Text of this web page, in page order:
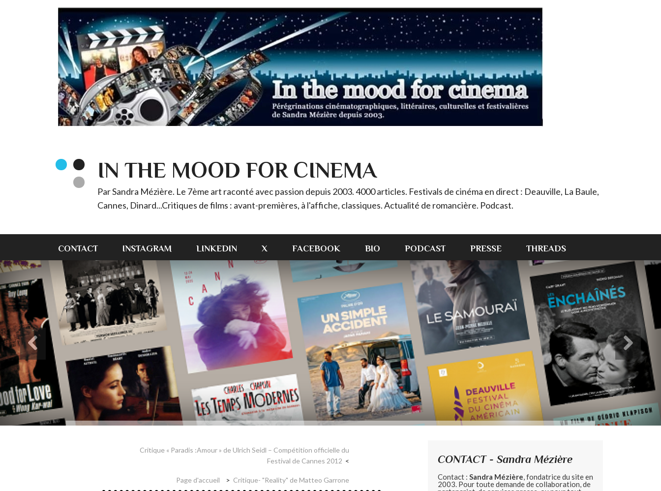
IN THE MOOD FOR CINEMA
Par Sandra Mézière. Le 7ème art raconté avec passion depuis 2003. 4000 articles. Festivals de cinéma en direct : Deauville, La Baule,
Cannes, Dinard...Critiques de films : avant-premières, à l'affiche, classiques. Actualité de romancière. Podcast.
CONTACT INSTAGRAM LINKEDIN X FACEBOOK BIO PODCAST PRESSE THREADS
Critique « Paradis :Amour » de Ulrich Seidl – Compétition officielle du
Festival de Cannes 2012
Page d'accueil Critique- "Reality" de Matteo Garrone
CONTACT - Sandra Mézière
Contact : Sandra Mézière, fondatrice du site en
2003. Pour toute demande de collaboration, de